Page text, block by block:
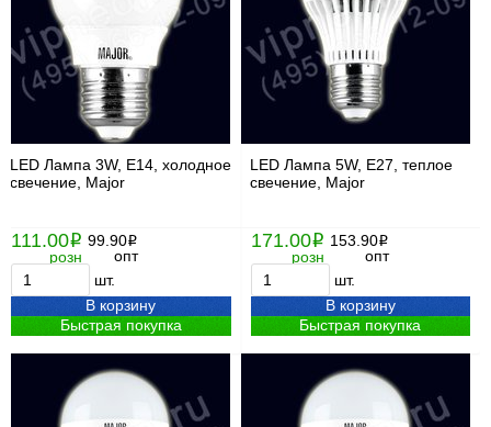
LED Лампа 3W, Е14, холодное
свечение, Major
111.00i
розн
99.90i
опт
шт.
В корзину
Быстрая покупка
LED Лампа 5W, Е27, теплое
свечение, Major
171.00i
розн
153.90i
опт
шт.
В корзину
Быстрая покупка